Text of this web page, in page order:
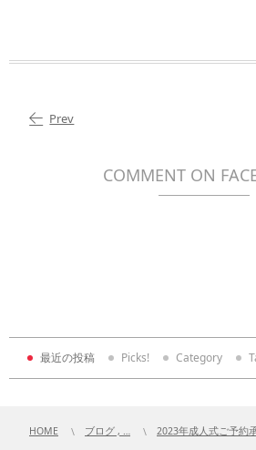
Prev
COMMENT ON
最近の投稿 Picks! Category
HOME ブログ , … 2023年成人式ご予約